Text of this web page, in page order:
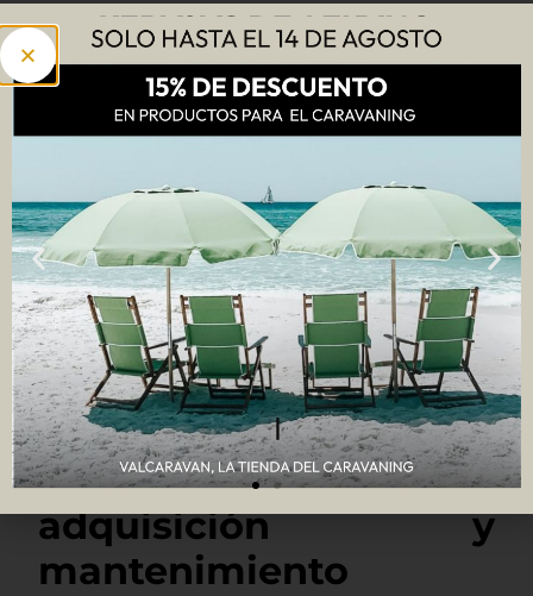
La flexibilidad es otra de las diferencias entre caravana
y autocaravana que se debe considerar.
Autocaravana: Te permite ser completamente
independiente, ya que puedes cambiar de
destino cuando quieras, sin necesidad de
campamento. Además, puedes acceder a áreas
más remotas y rurales sin problemas, gracias a
su diseño compacto y todoterreno en algunos
modelos.
Caravana:Aunque requiere más planificación, la
caravana te ofrece una gran flexibilidad una
vez estacionada.
Puedes dejarla en un camping
o área designada y utilizar tu vehículo para
explorar los alrededores sin restricciones. Esto es
ideal si planeas hacer turismo o visitas a
ciudades y pueblos cercanos.
5. Coste de
adquisición y
mantenimiento